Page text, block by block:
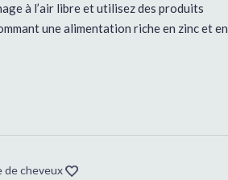
à l’air libre et utilisez des produits
une alimentation riche en zinc et en
de cheveux